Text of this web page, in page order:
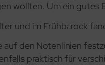
wollten. Um ein gutes
und im Frühbarock
auf den Notenlinien
praktisch für